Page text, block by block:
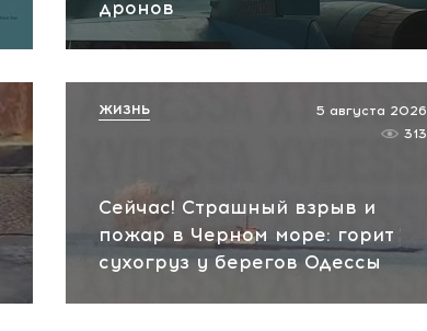
дронов
Сейчас! Страшный взрыв и
пожар в Черном море: горит
сухогруз у берегов Одессы
5 августа 2026
313
ЖИЗНЬ